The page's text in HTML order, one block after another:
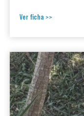
Ver ficha >>